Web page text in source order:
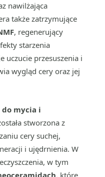
nawilżająca
także zatrzymujące
, regenerujący
starzenia
uczucie przesuszenia i
wygląd cery oraz jej
mycia i
stworzona z
cery suchej,
i ujędrnienia. W
w tym
, które